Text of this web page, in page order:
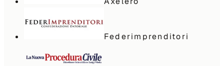
Federimprenditori